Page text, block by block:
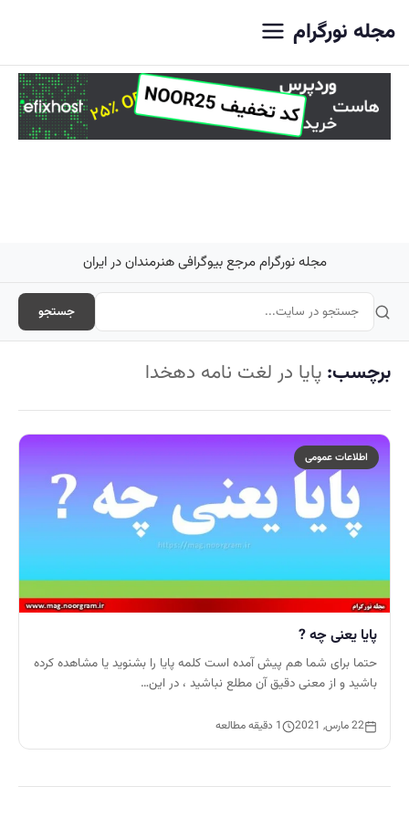
مجله نورگرام
مجله نورگرام مرجع بیوگرافی هنرمندان در ایران
جستجو
برچسب: پایا در لغت نامه دهخدا
اطلاعات عمومی
پایا یعنی چه ?
حتما برای شما هم پیش آمده است کلمه پایا را بشنوید یا مشاهده کرده
باشید و از معنی دقیق آن مطلع نباشید ، در این…
22 مارس, 2021 1 دقیقه مطالعه